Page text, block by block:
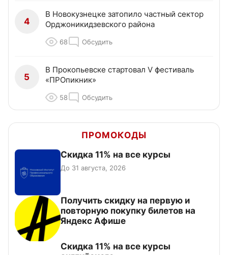
4
В Новокузнецке затопило частный сектор
Орджоникидзевского района
68 Обсудить
5
В Прокопьевске стартовал V фестиваль
«ПРОпикник»
58 Обсудить
ПРОМОКОДЫ
Скидка 11% на все курсы
До 31 августа, 2026
Получить скидку на первую и
повторную покупку билетов на
Яндекс Афише
Скидка 11% на все курсы